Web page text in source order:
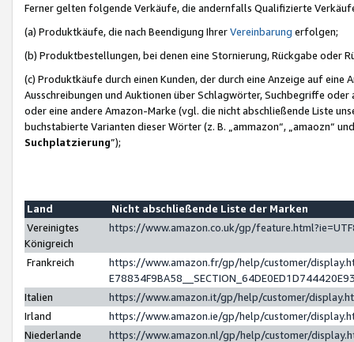
Ferner gelten folgende Verkäufe, die andernfalls Qualifizierte
(a) Produktkäufe, die nach Beendigung IhrerVereinbarung erfolgen;
(b) Produktbestellungen, bei denen eine Stornierung, Rückgabe oder
(c) Produktkäufe durch einen Kunden, der durch eine Anzeige auf
Ausschreibungen und Auktionen über Schlagwörter, Suchbegriffe
oder eine andere Amazon-Marke (vgl. die nicht abschließende Liste
buchstabierte Varianten dieser Wörter (z. B. „ammazon“, „amaozn“
Suchplatzierung”);
Land
Nicht abschließende Liste der Marken
Vereinigtes
Königreich
https://www.amazon.co.uk/gp/
Frankreich
https://www.amazon.fr/gp/help/customer/
Italien
https://www.amazon.it/gp/help/customer/
Irland
https://www.amazon.ie/gp/help/customer/
Niederlande
https://www.amazon.nl/gp/help/customer/